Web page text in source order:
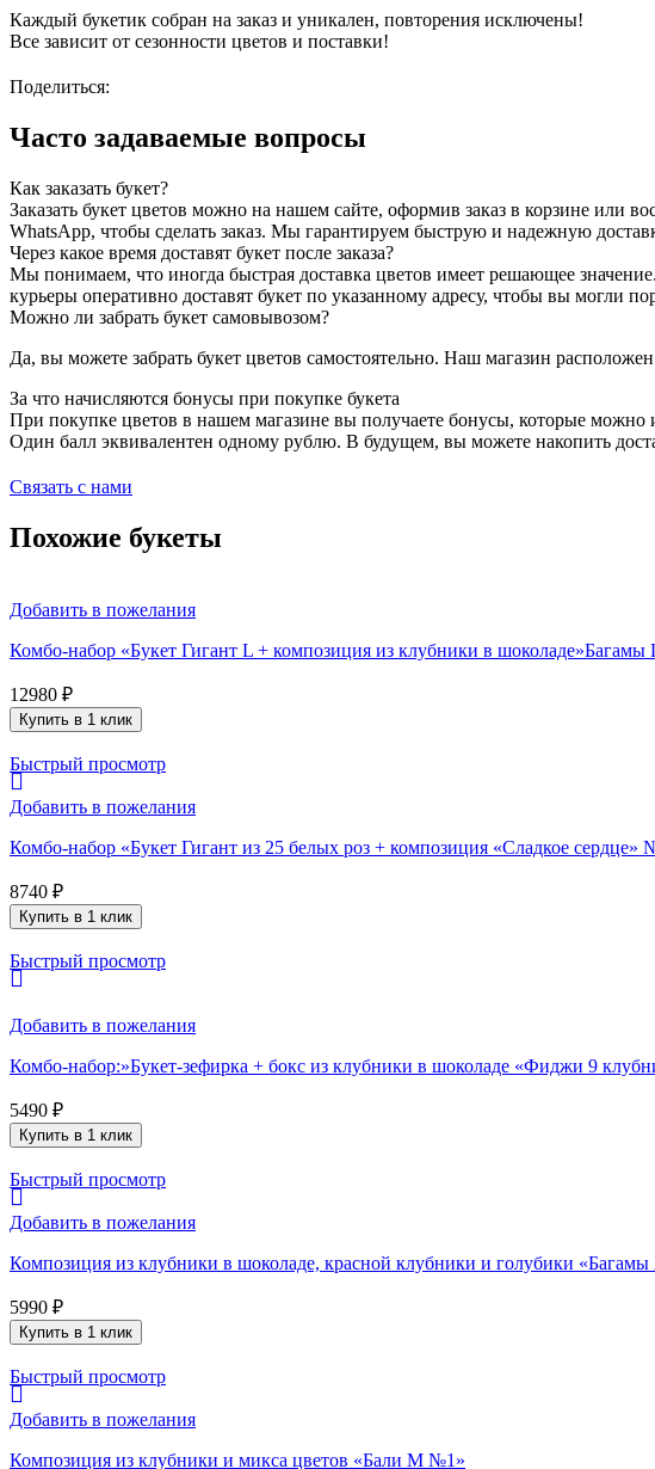
№2"
Каждый букетик собран на заказ и уникален, повторения исключены!
Все зависит от сезонности цветов и поставки!
Поделиться:
Часто задаваемые вопросы
Как заказать букет?
Заказать букет цветов можно на нашем сайте, оформив заказ в корзине или
WhatsApp, чтобы сделать заказ. Мы гарантируем быструю и надежную
Через какое время доставят букет после заказа?
Мы понимаем, что иногда быстрая доставка цветов имеет решающее
курьеры оперативно доставят букет по указанному адресу, чтобы вы могли
Можно ли забрать букет самовывозом?
Да, вы можете забрать букет цветов самостоятельно. Наш магазин
За что начисляются бонусы при покупке букета
При покупке цветов в нашем магазине вы получаете бонусы, которые можно
Один балл эквивалентен одному рублю. В будущем, вы можете накопить
Связать с нами
Похожие букеты
Добавить в пожелания
Комбо-набор «Букет Гигант L + композиция из клубники в
12980 ₽
Купить в 1 клик
Быстрый просмотр
Добавить в пожелания
Комбо-набор «Букет Гигант из 25 белых роз + композиция «Сладкое сердце»
8740 ₽
Купить в 1 клик
Быстрый просмотр
Добавить в пожелания
Комбо-набор:»Букет-зефирка + бокс из клубники в шоколаде «Фиджи 9
5490 ₽
Купить в 1 клик
Быстрый просмотр
Добавить в пожелания
Композиция из клубники в шоколаде, красной клубники и голубики
5990 ₽
Купить в 1 клик
Быстрый просмотр
Добавить в пожелания
Композиция из клубники и микса цветов «Бали М №1»